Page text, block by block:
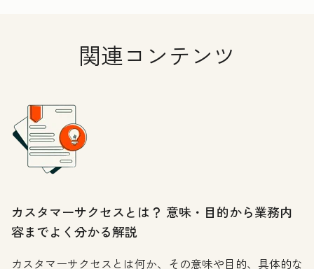
関連コンテンツ
カスタマーサクセスとは？ 意味・目的から業務内
容までよく分かる解説
カスタマーサクセスとは何か、その意味や目的、具体的な